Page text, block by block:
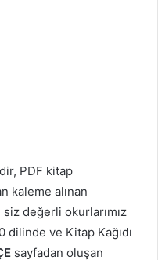
PDF kitap
kaleme alınan
değerli okurlarımız
dilinde ve Kitap Kağıdı
sayfadan oluşan